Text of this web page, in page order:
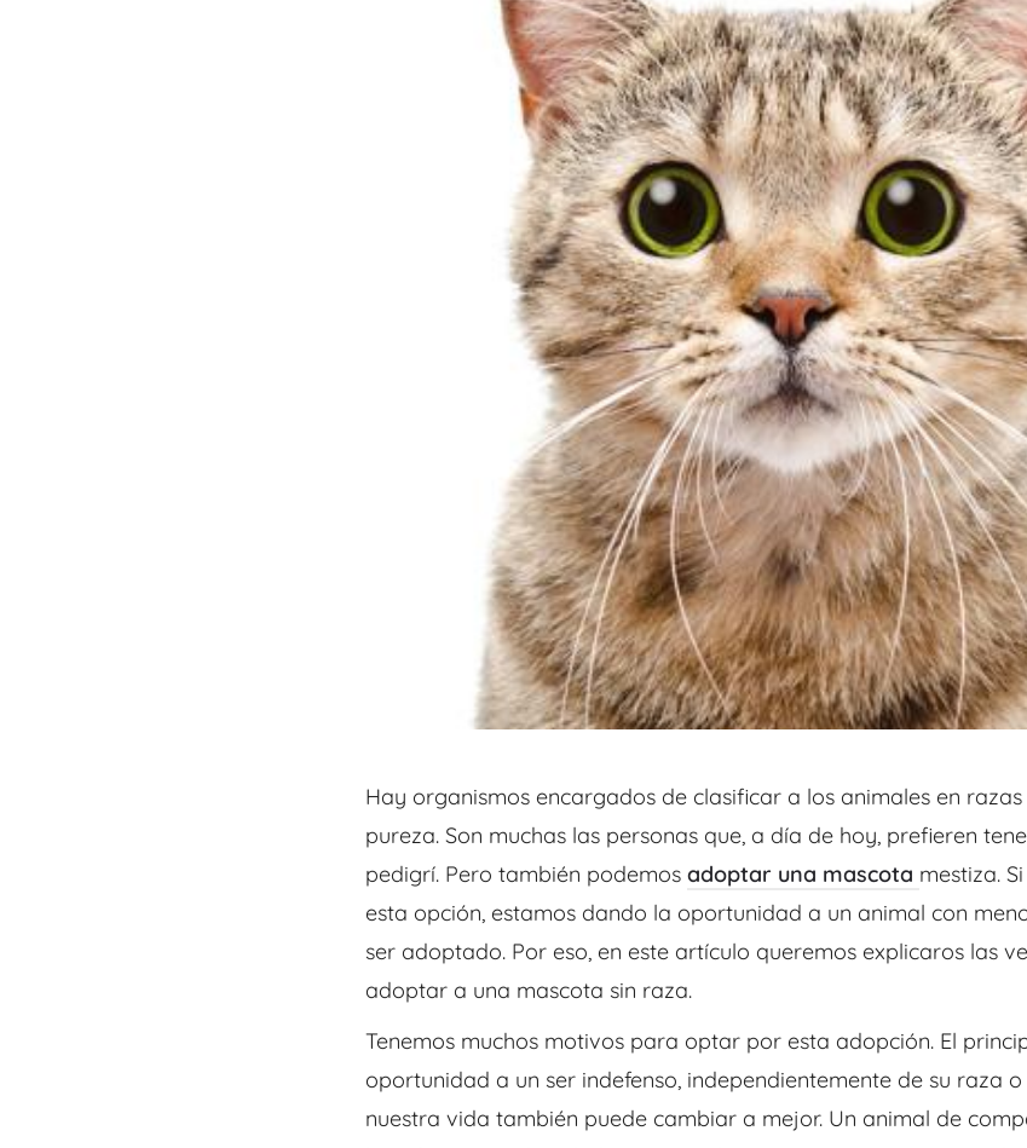
Hay organismos encargados de clasificar a los animales en
pureza. Son muchas las personas que, a día de hoy, prefieren
pedigrí. Pero también podemos adoptar una mascota mestiza.
esta opción, estamos dando la oportunidad a un animal con
ser adoptado. Por eso, en este artículo queremos explicaros las
adoptar a una mascota sin raza.
Tenemos muchos motivos para optar por esta adopción. El
oportunidad a un ser indefenso, independientemente de su raza o
nuestra vida también puede cambiar a mejor. Un animal de